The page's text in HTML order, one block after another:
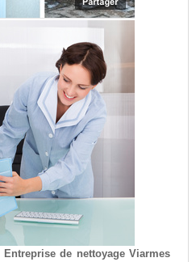
Entreprise de nettoyage Viarmes